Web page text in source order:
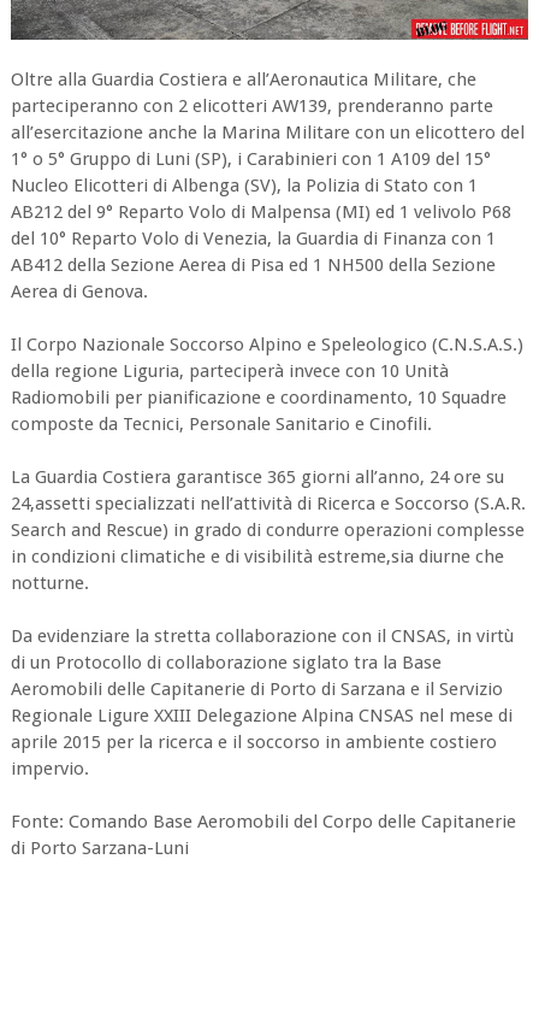
Oltre alla Guardia Costiera e all’Aeronautica Militare, che
parteciperanno con 2 elicotteri AW139, prenderanno parte
all’esercitazione anche la Marina Militare con un elicottero del
1° o 5° Gruppo di Luni (SP), i Carabinieri con 1 A109 del 15°
Nucleo Elicotteri di Albenga (SV), la Polizia di Stato con 1
AB212 del 9° Reparto Volo di Malpensa (MI) ed 1 velivolo P68
del 10° Reparto Volo di Venezia, la Guardia di Finanza con 1
AB412 della Sezione Aerea di Pisa ed 1 NH500 della Sezione
Aerea di Genova.
Il Corpo Nazionale Soccorso Alpino e Speleologico (C.N.S.A.S.)
della regione Liguria, parteciperà invece con 10 Unità
Radiomobili per pianificazione e coordinamento, 10 Squadre
composte da Tecnici, Personale Sanitario e Cinofili.
La Guardia Costiera garantisce 365 giorni all’anno, 24 ore su
24,assetti specializzati nell’attività di Ricerca e Soccorso (S.A.R.
Search and Rescue) in grado di condurre operazioni complesse
in condizioni climatiche e di visibilità estreme,sia diurne che
notturne.
Da evidenziare la stretta collaborazione con il CNSAS, in virtù
di un Protocollo di collaborazione siglato tra la Base
Aeromobili delle Capitanerie di Porto di Sarzana e il Servizio
Regionale Ligure XXIII Delegazione Alpina CNSAS nel mese di
aprile 2015 per la ricerca e il soccorso in ambiente costiero
impervio.
Fonte: Comando Base Aeromobili del Corpo delle Capitanerie
di Porto Sarzana-Luni